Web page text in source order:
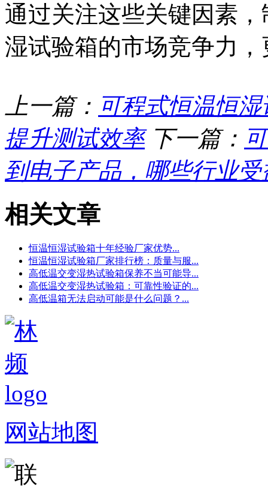
通过关注这些关键因素
湿试验箱的市场竞争力
上一篇： 可程式恒温恒
提升测试效率 下一篇：
到电子产品，哪些行业
相关文章
恒温恒湿试验箱十年经验厂家优势...
恒温恒湿试验箱厂家排行榜：质量与服...
高低温交变湿热试验箱保养不当可能导...
高低温交变湿热试验箱：可靠性验证的...
高低温箱无法启动可能是什么问题？...
网站地图